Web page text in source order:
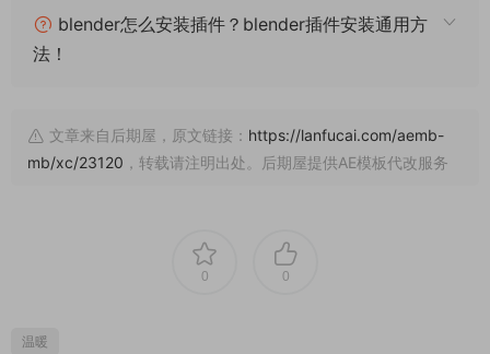
blender怎么安装插件？blender插件安装通用方
法！
文章来自后期屋，原文链接： https://lanfucai.com/aemb-
mb/xc/23120 ，转载请注明出处。后期屋提供AE模板代改服务
0 0
温暖